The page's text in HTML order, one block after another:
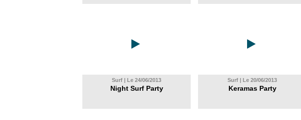
Surf | Le 24/06/2013
Night Surf Party
Surf | Le 20/06/2013
Keramas Party